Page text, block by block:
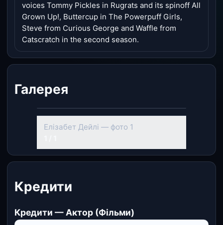
voices Tommy Pickles in Rugrats and its spinoff All
Grown Up!, Buttercup in The Powerpuff Girls,
Steve from Curious George and Waffle from
Catscratch in the second season.
Галерея
Елізабет Дейлі — фото 1
Кредити
Кредити — Актор (Фільми)